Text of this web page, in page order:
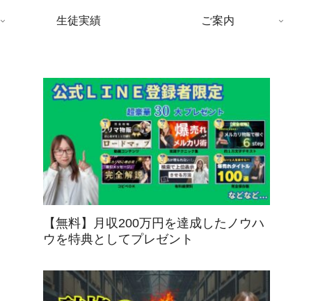
生徒実績 ご案内
【無料】月収200万円を達成したノウハ
ウを特典としてプレゼント